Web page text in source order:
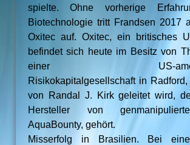
spielte. Ohne vorherige
Biotechnologie tritt Frandsen 2017
Oxitec auf. Oxitec, ein britisches
befindet sich heute im Besitz von
einer US-
Risikokapitalgesellschaft in
von Randal J. Kirk geleitet wird,
Hersteller von
AquaBounty, gehört.
Misserfolg in Brasilien. Bei